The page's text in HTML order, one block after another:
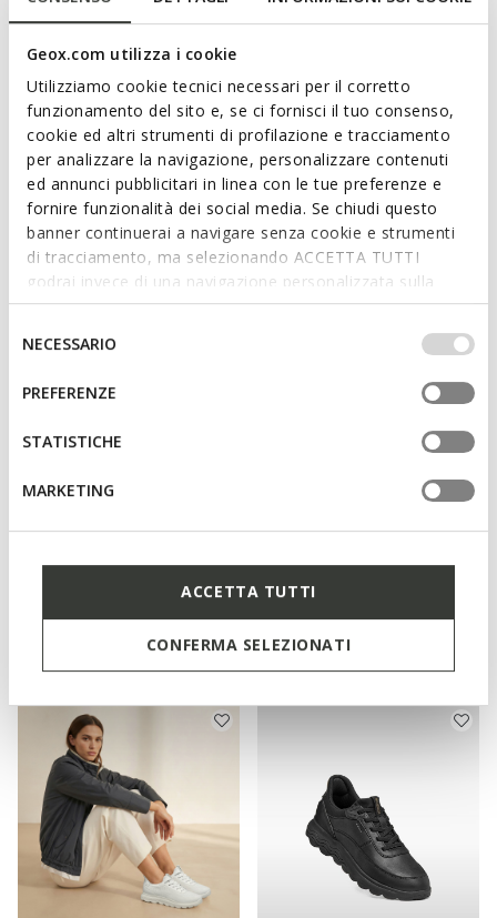
Geox.com utilizza i cookie
Utilizziamo cookie tecnici necessari per il corretto
funzionamento del sito e, se ci fornisci il tuo consenso,
cookie ed altri strumenti di profilazione e tracciamento
per analizzare la navigazione, personalizzare contenuti
ed annunci pubblicitari in linea con le tue preferenze e
fornire funzionalità dei social media. Se chiudi questo
banner continuerai a navigare senza cookie e strumenti
di tracciamento, ma selezionando ACCETTA TUTTI
godrai invece di una navigazione personalizzata sulla
base dei tuoi gusti ed interessi. Selezionando
IMPOSTAZIONI potrai anche scegliere quali cookies ed
altri strumenti di tracciamento autorizzare. Per maggiori
informazioni o per modificare in qualsiasi momento le
tue impostazioni, visita la nostra
consenso
NECESSARIO
PREFERENZE
STATISTICHE
MARKETING
ACCETTA TUTTI
CONFERMA SELEZIONATI
Baskets slip in
€130,00
Baskets slip in
€130,00
Baskets slip in
1 COULEUR
FAST IN SYSTEM
Baskets slip in
€110,00